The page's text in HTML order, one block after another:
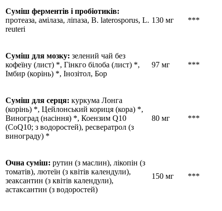
Суміш ферментів і пробіотиків:
протеаза, амілаза, ліпаза, B. laterosporus, L.
reuteri
130 мг ***
Суміш для мозку: зелений чай без
кофеїну (лист) *, Гінкго білоба (лист) *,
Імбир (корінь) *, Інозітол, Бор
97 мг ***
Суміш для серця: куркума Лонга
(корінь) *, Цейлонський кориця (кора) *,
Виноград (насіння) *, Коензим Q10
(CoQ10; з водоростей), ресвератрол (з
винограду) *
80 мг ***
Очна суміш: рутин (з маслин), лікопін (з
томатів), лютеїн (з квітів календули),
зеаксантин (з квітів календули),
астаксантин (з водоростей)
150 мг ***